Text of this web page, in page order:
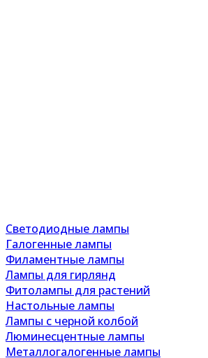
Светодиодные лампы
Галогенные лампы
Филаментные лампы
Лампы для гирлянд
Фитолампы для растений
Настольные лампы
Лампы с черной колбой
Люминесцентные лампы
Металлогалогенные лампы